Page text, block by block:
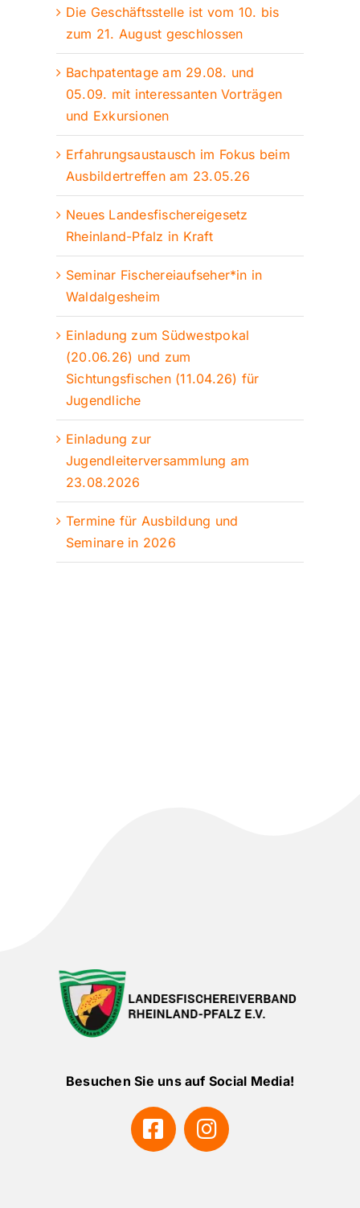
Die Geschäftsstelle ist vom 10. bis
zum 21. August geschlossen
Bachpatentage am 29.08. und
05.09. mit interessanten Vorträgen
und Exkursionen
Erfahrungsaustausch im Fokus beim
Ausbildertreffen am 23.05.26
Neues Landesfischereigesetz
Rheinland-Pfalz in Kraft
Seminar Fischereiaufseher*in in
Waldalgesheim
Einladung zum Südwestpokal
(20.06.26) und zum
Sichtungsfischen (11.04.26) für
Jugendliche
Einladung zur
Jugendleiterversammlung am
23.08.2026
Termine für Ausbildung und
Seminare in 2026
Besuchen Sie uns auf Social Media!